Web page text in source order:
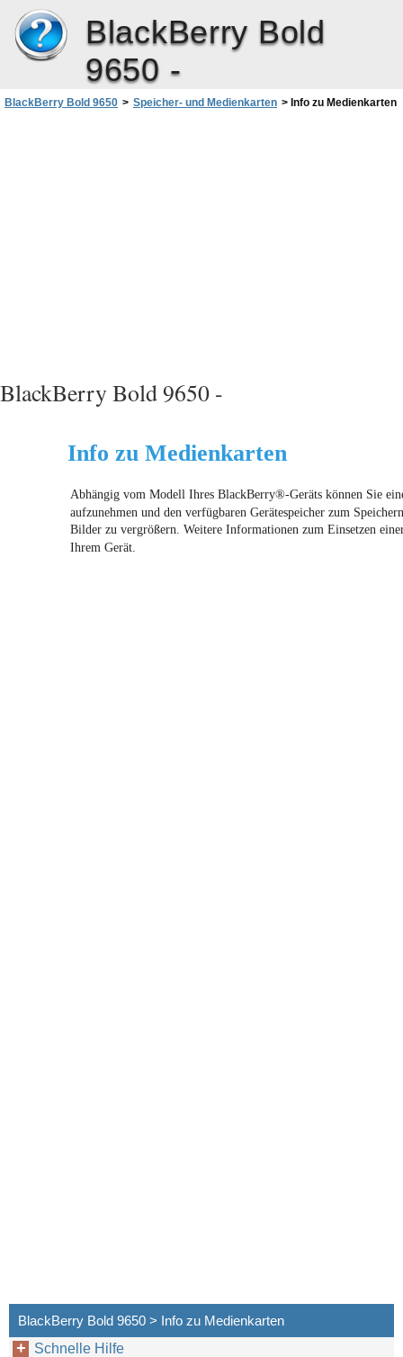
BlackBerry Bold
9650 -
BlackBerry Bold 9650 > Speicher- und Medienkarten > Info zu Medienkarten
BlackBerry Bold 9650 -
Info zu Medienkarten
Abhängig vom Modell Ihres BlackBerry®-Geräts können Sie
aufzunehmen und den verfügbaren Gerätespeicher zum
Bilder zu vergrößern. Weitere Informationen zum Einsetzen
Ihrem Gerät.
BlackBerry Bold 9650 > Info zu Medienkarten
Schnelle Hilfe